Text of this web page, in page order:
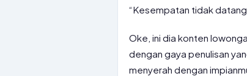
“Kesempatan tidak
Oke, ini dia konten
dengan gaya penulisan
menyerah dengan